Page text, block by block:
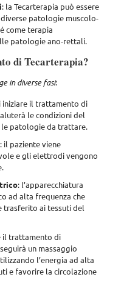
: la Tecarterapia può essere
patologie muscolo-
come terapia
patologie ano-rettali.
di Tecarterapia?
in diverse fasi:
iniziare il trattamento di
le condizioni del
le patologie da trattare.
: il paziente viene
e gli elettrodi vengono
: l’apparecchiatura
ad alta frequenza che
trasferito ai tessuti del
il trattamento di
un massaggio
l’energia ad alta
e favorire la circolazione